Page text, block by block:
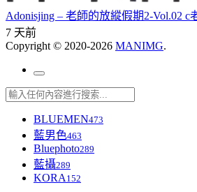
Adonisjing – 老師的放縱假期2-Vol.02 c
7 天前
Copyright © 2020-2026 MANIMG.
BLUEMEN473
藍男色463
Bluephoto289
藍攝289
KORA 152